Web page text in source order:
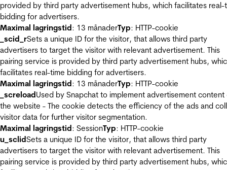
provided by third party advertisement hubs, which facilitates real-
bidding for advertisers.
Maximal lagringstid: 13 månaderTyp: HTTP-cookie
_scid_rSets a unique ID for the visitor, that allows third party
advertisers to target the visitor with relevant advertisement. This
pairing service is provided by third party advertisement hubs,
facilitates real-time bidding for advertisers.
Maximal lagringstid: 13 månaderTyp: HTTP-cookie
_screloadUsed by Snapchat to implement advertisement content
the website - The cookie detects the efficiency of the ads and
visitor data for further visitor segmentation.
Maximal lagringstid: SessionTyp: HTTP-cookie
u_sclidSets a unique ID for the visitor, that allows third party
advertisers to target the visitor with relevant advertisement. This
pairing service is provided by third party advertisement hubs,